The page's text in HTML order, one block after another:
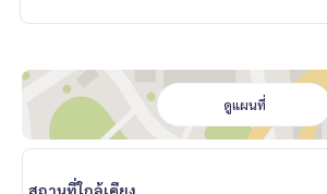
ดูแผนที่
สถานที่ใกล้เคียง